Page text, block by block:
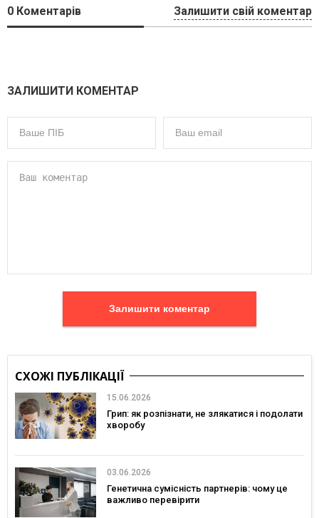
0 Коментарів Залишити свій коментар
ЗАЛИШИТИ КОМЕНТАР
Залишити коментар
СХОЖІ ПУБЛІКАЦІЇ
15.06.2026
Грип: як розпізнати, не злякатися і подолати
хворобу
03.06.2026
Генетична сумісність партнерів: чому це
важливо перевірити